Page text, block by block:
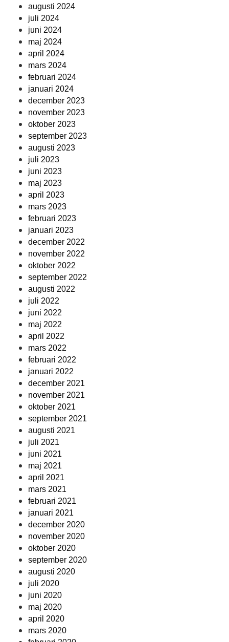
augusti 2024
juli 2024
juni 2024
maj 2024
april 2024
mars 2024
februari 2024
januari 2024
december 2023
november 2023
oktober 2023
september 2023
augusti 2023
juli 2023
juni 2023
maj 2023
april 2023
mars 2023
februari 2023
januari 2023
december 2022
november 2022
oktober 2022
september 2022
augusti 2022
juli 2022
juni 2022
maj 2022
april 2022
mars 2022
februari 2022
januari 2022
december 2021
november 2021
oktober 2021
september 2021
augusti 2021
juli 2021
juni 2021
maj 2021
april 2021
mars 2021
februari 2021
januari 2021
december 2020
november 2020
oktober 2020
september 2020
augusti 2020
juli 2020
juni 2020
maj 2020
april 2020
mars 2020